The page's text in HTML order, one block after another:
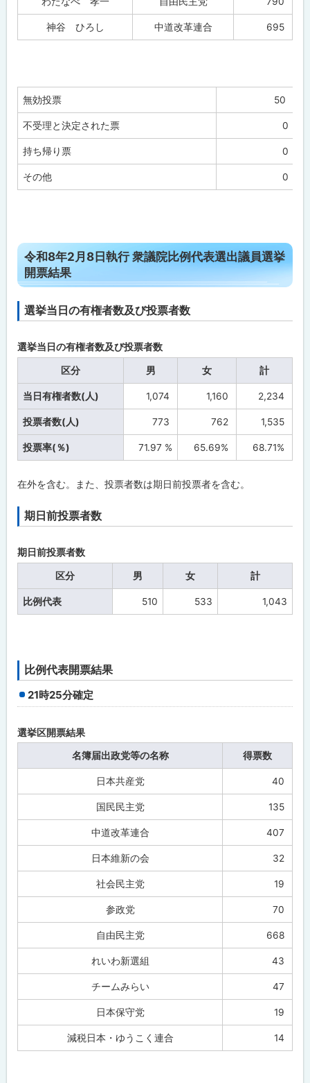
神谷 ひろし 中道改革連合 695
無効投票 50
不受理と決定された票 0
持ち帰り票 0
その他 0
ト
ッ
プ
に
戻
令和8年2月8日執行 衆議院比例代表選出議員選挙
開票結果
選挙当日の有権者数及び投票者数
選挙当日の有権者数及び投票者数
区分 男 女 計
当日有権者数(人) 1,074 1,160 2,234
投票者数(人) 773 762 1,535
投票率(％) 71.97 % 65.69% 68.71%
在外を含む。また、投票者数は期日前投票者を含む。
期日前投票者数
期日前投票者数
区分 男 女 計
比例代表 510 533 1,043
比例代表開票結果
21時25分確定
選挙区開票結果
名簿届出政党等の名称 得票数
日本共産党 40
国民民主党 135
中道改革連合 407
日本維新の会 32
社会民主党 19
参政党 70
自由民主党 668
れいわ新選組 43
チームみらい 47
日本保守党 19
減税日本・ゆうこく連合 14